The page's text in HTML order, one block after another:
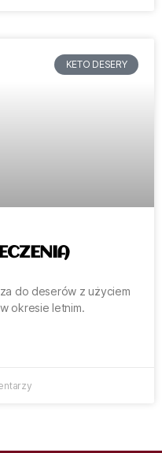
KETO DESERY
do deserów z użyciem
okresie letnim.